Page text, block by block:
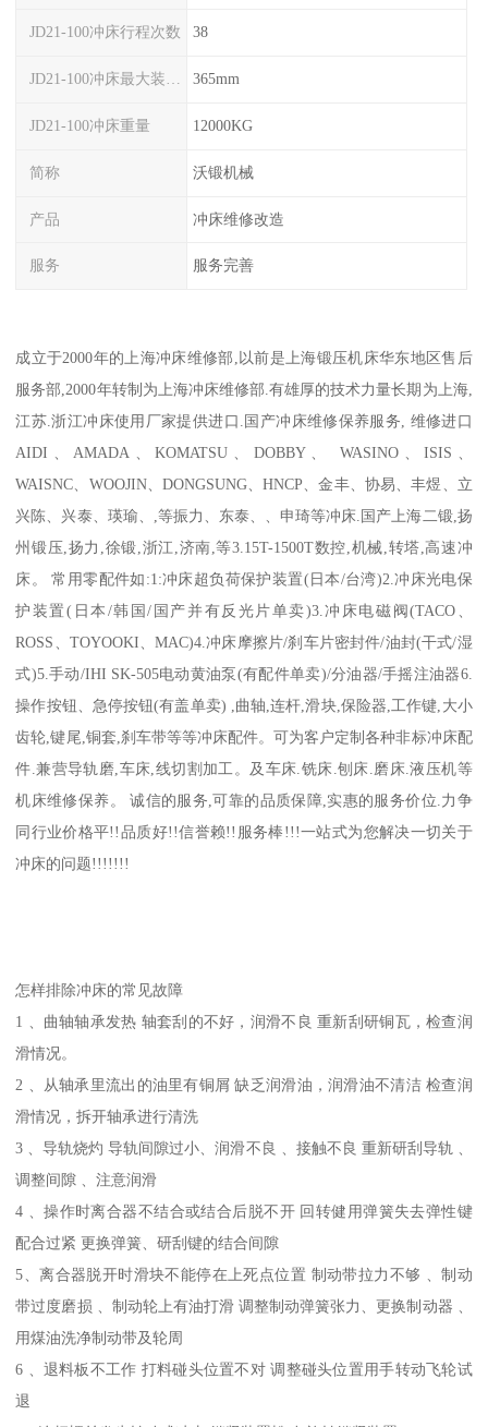
JD21-100冲床行程次数 38
365mm
JD21-100冲床重量 12000KG
简称 沃锻机械
产品 冲床维修改造
服务 服务完善
成立于2000年的上海冲床维修部,以前是上海锻压机床华东地区售后
服务部,2000年转制为上海冲床维修部.有雄厚的技术力量长期为上海,
江苏.浙江冲床使用厂家提供进口.国产冲床维修保养服务, 维修进口
AIDI、AMADA、KOMATSU、DOBBY、 WASINO、ISIS、
WAISNC、WOOJIN、DONGSUNG、HNCP、金丰、协易、丰煜、立
兴陈、兴泰、瑛瑜、,等振力、东泰、、申琦等冲床.国产上海二锻,扬
州锻压,扬力,徐锻,浙江,济南,等3.15T-1500T数控,机械,转塔,高速冲
床。 常用零配件如:1:冲床超负荷保护装置(日本/台湾)2.冲床光电保
护装置(日本/韩国/国产并有反光片单卖)3.冲床电磁阀(TACO、
ROSS、TOYOOKI、MAC)4.冲床摩擦片/刹车片密封件/油封(干式/湿
式)5.手动/IHI SK-505电动黄油泵(有配件单卖)/分油器/手摇注油器6.
操作按钮、急停按钮(有盖单卖) ,曲轴,连杆,滑块,保险器,工作键,大小
齿轮,键尾,铜套,刹车带等等冲床配件。可为客户定制各种非标冲床配
件.兼营导轨磨,车床,线切割加工。及车床.铣床.刨床.磨床.液压机等
机床维修保养。 诚信的服务,可靠的品质保障,实惠的服务价位.力争
同行业价格平!!品质好!!信誉赖!!服务棒!!!一站式为您解决一切关于
冲床的问题!!!!!!!
怎样排除冲床的常见故障
1 、曲轴轴承发热 轴套刮的不好，润滑不良 重新刮研铜瓦，检查润
滑情况。
2 、从轴承里流出的油里有铜屑 缺乏润滑油，润滑油不清洁 检查润
滑情况，拆开轴承进行清洗
3 、导轨烧灼 导轨间隙过小、润滑不良 、接触不良 重新研刮导轨 、
调整间隙 、注意润滑
4 、操作时离合器不结合或结合后脱不开 回转健用弹簧失去弹性键
配合过紧 更换弹簧、研刮键的结合间隙
5、离合器脱开时滑块不能停在上死点位置 制动带拉力不够 、制动
带过度磨损 、制动轮上有油打滑 调整制动弹簧张力、更换制动器 、
用煤油洗净制动带及轮周
6 、退料板不工作 打料碰头位置不对 调整碰头位置用手转动飞轮试
退